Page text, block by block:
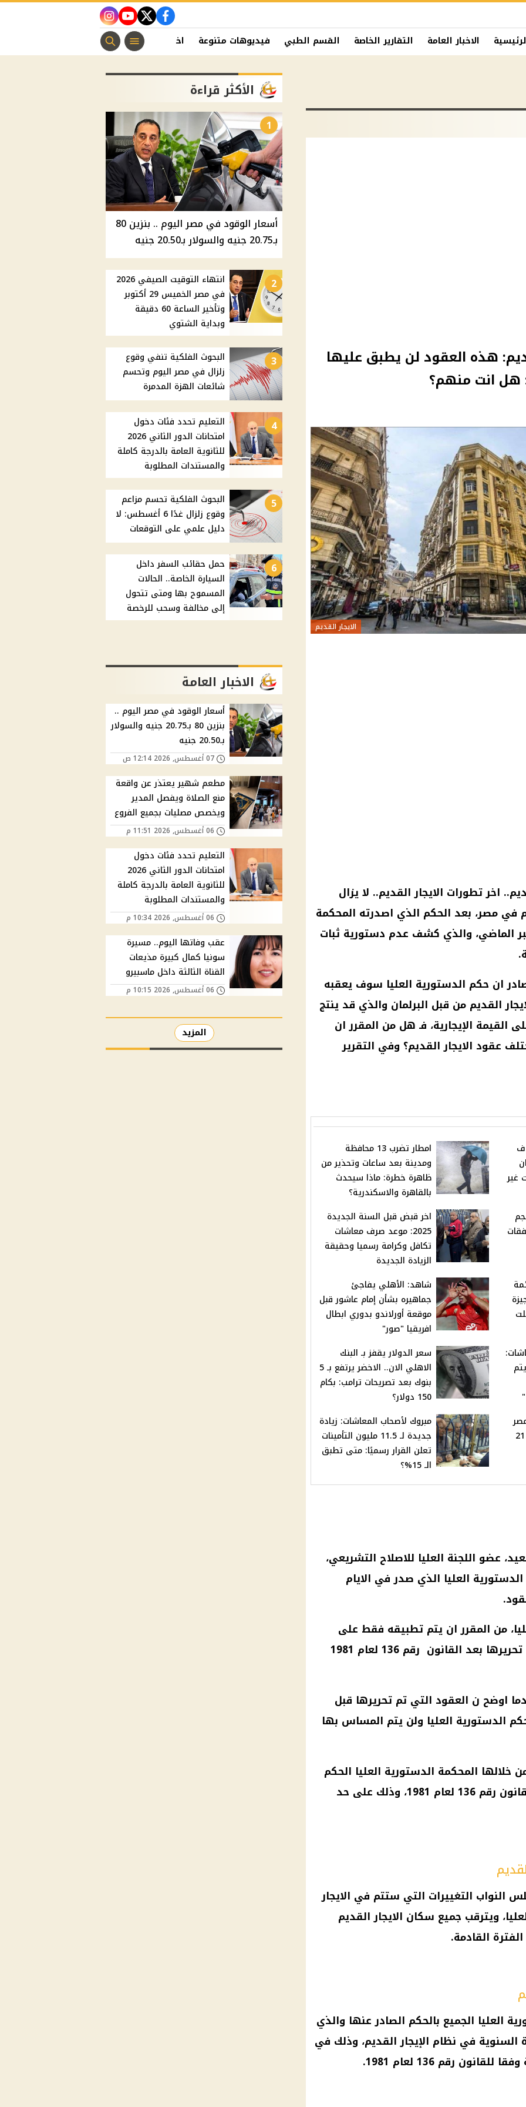
facebook
twitter
youtube
instagram
الاخبار العامة التقارير الخاصة القسم الطبي فيديوهات متنوعة اخبار الفن منوعات مسيحية
هذه العقود لن يطبق عليها
هل انت منهم؟
الايجار القديم
.. اخر تطورات الايجار القديم.. لا يزال
في مصر، بعد الحكم الذي اصدرته المحكمة
الماضي، والذي كشف عدم دستورية ثبات
ان حكم الدستورية العليا سوف يعقبه
القديم من قبل البرلمان والذي قد ينتج
القيمة الإيجارية، فـ هل من المقرر ان
عقود الايجار القديم؟ وفي التقرير
غير
امطار تضرب 13 محافظة
ومدينة بعد ساعات وتحذير من
ظاهرة خطرة: ماذا سيحدث
بالقاهرة والاسكندرية؟
اخر قبض قبل السنة الجديدة
2025: موعد صرف معاشات
تكافل وكرامة رسميا وحقيقة
الزيادة الجديدة
شاهد: الأهلي يفاجئ
جماهيره بشأن إمام عاشور قبل
موقعة أورلاندو بدوري ابطال
افريقيا "صور"
سعر الدولار يقفز بـ البنك
الاهلي الان.. الاخضر يرتفع بـ 5
بنوك بعد تصريحات ترامب: بكام
150 دولار؟
والجرام بـ4206 جنيه: عيار 21
مبروك لأصحاب المعاشات: زيادة
جديدة لـ 11.5 مليون التأمينات
تعلن القرار رسميًا: متى تطبق
الـ 15%؟
عضو اللجنة العليا للاصلاح التشريعي،
العليا الذي صدر في الايام
من المقرر ان يتم تطبيقه فقط على
والعقارات التي تم تحريرها بعد القانون رقم 136 لعام 1981
اوضح ن العقود التي تم تحريرها قبل
الدستورية العليا ولن يتم المساس بها
خلالها المحكمة الدستورية العليا الحكم
المعمول بها في القانون رقم 136 لعام 1981، وذلك على حد
النواب التغييرات التي ستتم في الايجار
ويترقب جميع سكان الايجار القديم
القادمة.
العليا الجميع بالحكم الصادر عنها والذي
السنوية في نظام الإيجار القديم، وذلك في
رقم 136 لعام 1981.
الأكثر قراءة
1
أسعار الوقود في مصر اليوم .. بنزين 80
بـ20.75 جنيه والسولار بـ20.50 جنيه
2
انتهاء التوقيت الصيفي 2026
في مصر الخميس 29 أكتوبر
وتأخير الساعة 60 دقيقة
وبداية الشتوي
3
البحوث الفلكية تنفي وقوع
زلزال في مصر اليوم وتحسم
شائعات الهزة المدمرة
4
التعليم تحدد فئات دخول
امتحانات الدور الثاني 2026
للثانوية العامة بالدرجة كاملة
والمستندات المطلوبة
5
البحوث الفلكية تحسم مزاعم
وقوع زلزال غدًا 6 أغسطس: لا
دليل علمي على التوقعات
6
حمل حقائب السفر داخل
السيارة الخاصة.. الحالات
المسموح بها ومتى تتحول
إلى مخالفة وسحب للرخصة
الاخبار العامة
أسعار الوقود في مصر اليوم ..
بنزين 80 بـ20.75 جنيه والسولار
بـ20.50 جنيه
07 أغسطس, 2026 12:14 ص
مطعم شهير يعتذر عن واقعة
منع الصلاة ويفصل المدير
ويخصص مصليات بجميع الفروع
06 أغسطس, 2026 11:51 م
التعليم تحدد فئات دخول
امتحانات الدور الثاني 2026
للثانوية العامة بالدرجة كاملة
والمستندات المطلوبة
06 أغسطس, 2026 10:34 م
عقب وفاتها اليوم.. مسيرة
سونيا كمال كبيرة مذيعات
القناة الثالثة داخل ماسبيرو
06 أغسطس, 2026 10:15 م
المزيد